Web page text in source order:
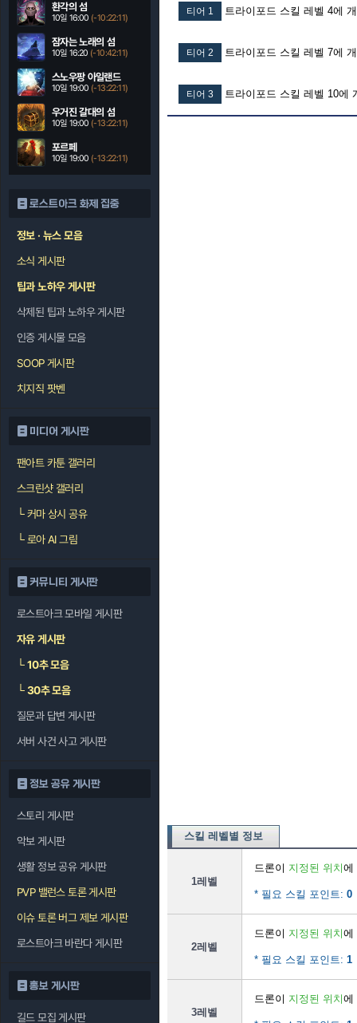
환각의 섬
10일 16:00 (-10:22:10)
잠자는 노래의 섬
10일 16:20 (-10:42:10)
스노우팡 아일랜드
10일 19:00 (-13:22:10)
우거진 갈대의 섬
10일 19:00 (-13:22:10)
포르페
10일 19:00 (-13:22:10)
로스트아크 화제 집중
정보 · 뉴스 모음
소식 게시판
팁과 노하우 게시판
삭제된 팁과 노하우 게시판
인증 게시물 모음
SOOP 게시판
치지직 팟벤
미디어 게시판
팬아트 카툰 갤러리
스크린샷 갤러리
└커마 상시 공유
└로아 AI 그림
커뮤니티 게시판
로스트아크 모바일 게시판
자유 게시판
└10추 모음
└30추 모음
질문과 답변 게시판
서버 사건 사고 게시판
정보 공유 게시판
스토리 게시판
악보 게시판
생활 정보 공유 게시판
PVP 밸런스 토론 게시판
이슈 토론 버그 제보 게시판
로스트아크 바란다 게시판
홍보 게시판
길드 모집 게시판
티어 1 트라이포드 스킬 레벨 4에
티어 2 트라이포드 스킬 레벨 7에
티어 3 트라이포드 스킬 레벨 10에
스킬 레벨별 정보
1레벨
드론이 지정된 위치에
* 필요 스킬 포인트: 0
2레벨
드론이 지정된 위치에
* 필요 스킬 포인트: 1
3레벨
드론이 지정된 위치에